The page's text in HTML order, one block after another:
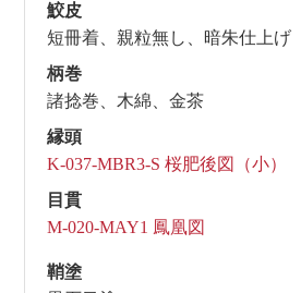
鮫皮
短冊着、親粒無し、暗朱仕上げ
柄巻
諸捻巻、木綿、金茶
縁頭
K-037-MBR3-S 桜肥後図（小）
目貫
M-020-MAY1 鳳凰図
鞘塗